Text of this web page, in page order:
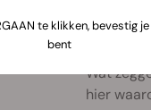
Royal
Wat
hier
te klikken, bevestig
bent